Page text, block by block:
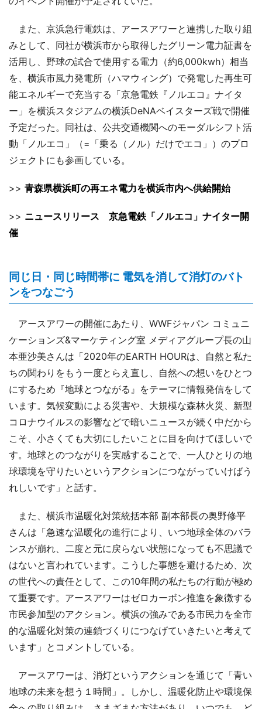
また、京浜急行電鉄は、アースアワーと連携した取り組
みとして、同社が横浜市から取得したグリーン電力証書を
活用し、野球の試合で使用する電力（約6,000kwh）相当
を、横浜市風力発電所（ハマウィング）で発電した再生可
能エネルギーで充当する「京急電鉄『ノルエコ』ナイタ
ー」を横浜スタジアムの横浜DeNAベイスターズ戦で開催
予定だった。同社は、公共交通機関へのモーダルシフト活
動「ノルエコ」（=「乗る（ノル）だけでエコ」）のプロ
ジェクトにも参画している。
>> 青森県横浜町の再エネ電力を横浜市内へ供給開始
>> ニュースリリース 京急電鉄「ノルエコ」ナイター開
催
同じ日・同じ時間帯に 電気を消して消灯のバト
ンをつなごう
アースアワーの開催にあたり、WWFジャパン コミュニ
ケーションズ&マーケティング室 メディアグループ長の山
本亜沙美さんは「2020年のEARTH HOURは、自然と私た
ちの関わりをもう一度とらえ直し、自然への想いをひとつ
にするため『地球とつながる』をテーマに情報発信をして
います。気候変動による災害や、大規模な森林火災、新型
コロナウイルスの影響などで暗いニュースが続く中だから
こそ、小さくても大切にしたいことに目を向けてほしいで
す。地球とのつながりを実感することで、一人ひとりの地
球環境を守りたいというアクションにつながっていけばう
れしいです」と話す。
また、横浜市温暖化対策統括本部 副本部長の奥野修平
さんは「急速な温暖化の進行により、いつ地球全体のバラ
ンスが崩れ、二度と元に戻らない状態になっても不思議で
はないと言われています。こうした事態を避けるため、次
の世代への責任として、この10年間の私たちの行動が極め
て重要です。アースアワーはゼロカーボン推進を象徴する
市民参加型のアクション。横浜の強みである市民力を全市
的な温暖化対策の連鎖づくりにつなげていきたいと考えて
います」とコメントしている。
アースアワーは、消灯というアクションを通じて「青い
地球の未来を想う１時間」。しかし、温暖化防止や環境保